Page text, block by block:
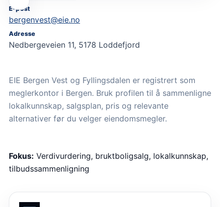
E-post
bergenvest@eie.no
Adresse
Nedbergeveien 11, 5178 Loddefjord
EIE Bergen Vest og Fyllingsdalen er registrert som
meglerkontor i Bergen. Bruk profilen til å sammenligne
lokalkunnskap, salgsplan, pris og relevante
alternativer før du velger eiendomsmegler.
Fokus: Verdivurdering, bruktboligsalg, lokalkunnskap,
tilbudssammenligning